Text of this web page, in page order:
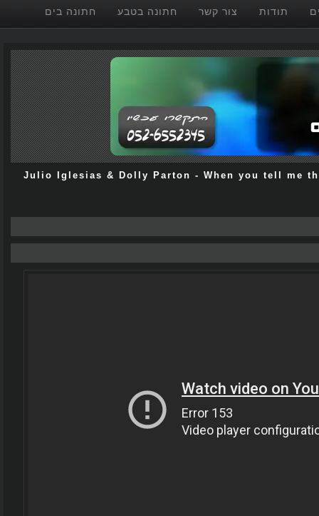
תודות צור קשר חתונה בטבע חתונה בים
Julio Iglesias & Dolly Parton-When you tell